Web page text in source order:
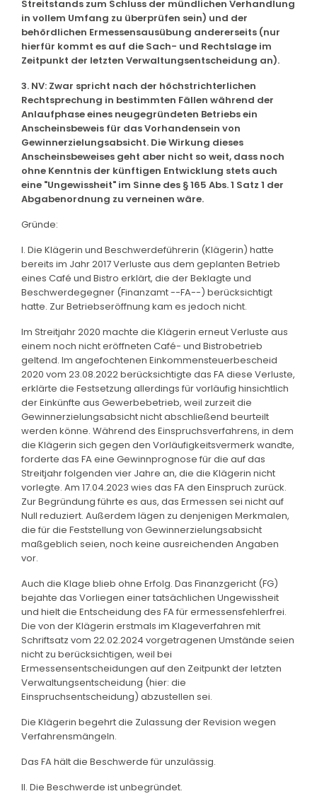
Streitstands zum Schluss der mündlichen Verhandlung
in vollem Umfang zu überprüfen sein) und der
behördlichen Ermessensausübung andererseits (nur
hierfür kommt es auf die Sach- und Rechtslage im
Zeitpunkt der letzten Verwaltungsentscheidung an).
3. NV: Zwar spricht nach der höchstrichterlichen
Rechtsprechung in bestimmten Fällen während der
Anlaufphase eines neugegründeten Betriebs ein
Anscheinsbeweis für das Vorhandensein von
Gewinnerzielungsabsicht. Die Wirkung dieses
Anscheinsbeweises geht aber nicht so weit, dass noch
ohne Kenntnis der künftigen Entwicklung stets auch
eine "Ungewissheit" im Sinne des § 165 Abs. 1 Satz 1 der
Abgabenordnung zu verneinen wäre.
Gründe:
I. Die Klägerin und Beschwerdeführerin (Klägerin) hatte
bereits im Jahr 2017 Verluste aus dem geplanten Betrieb
eines Café und Bistro erklärt, die der Beklagte und
Beschwerdegegner (Finanzamt --FA--) berücksichtigt
hatte. Zur Betriebseröffnung kam es jedoch nicht.
Im Streitjahr 2020 machte die Klägerin erneut Verluste aus
einem noch nicht eröffneten Café- und Bistrobetrieb
geltend. Im angefochtenen Einkommensteuerbescheid
2020 vom 23.08.2022 berücksichtigte das FA diese Verluste,
erklärte die Festsetzung allerdings für vorläufig hinsichtlich
der Einkünfte aus Gewerbebetrieb, weil zurzeit die
Gewinnerzielungsabsicht nicht abschließend beurteilt
werden könne. Während des Einspruchsverfahrens, in dem
die Klägerin sich gegen den Vorläufigkeitsvermerk wandte,
forderte das FA eine Gewinnprognose für die auf das
Streitjahr folgenden vier Jahre an, die die Klägerin nicht
vorlegte. Am 17.04.2023 wies das FA den Einspruch zurück.
Zur Begründung führte es aus, das Ermessen sei nicht auf
Null reduziert. Außerdem lägen zu denjenigen Merkmalen,
die für die Feststellung von Gewinnerzielungsabsicht
maßgeblich seien, noch keine ausreichenden Angaben
vor.
Auch die Klage blieb ohne Erfolg. Das Finanzgericht (FG)
bejahte das Vorliegen einer tatsächlichen Ungewissheit
und hielt die Entscheidung des FA für ermessensfehlerfrei.
Die von der Klägerin erstmals im Klageverfahren mit
Schriftsatz vom 22.02.2024 vorgetragenen Umstände seien
nicht zu berücksichtigen, weil bei
Ermessensentscheidungen auf den Zeitpunkt der letzten
Verwaltungsentscheidung (hier: die
Einspruchsentscheidung) abzustellen sei.
Die Klägerin begehrt die Zulassung der Revision wegen
Verfahrensmängeln.
Das FA hält die Beschwerde für unzulässig.
II. Die Beschwerde ist unbegründet.